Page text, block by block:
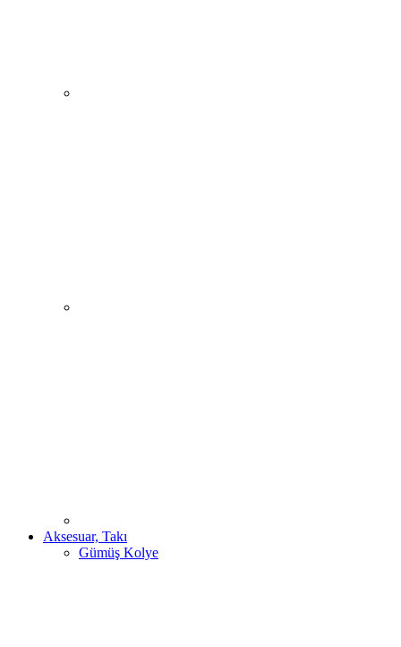
Aksesuar, Takı
Gümüş Kolye